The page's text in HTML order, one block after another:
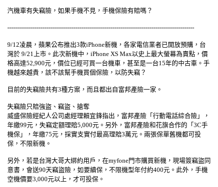
汽機車有失竊險，如果手機不見，手機保險有賠嗎？
------------------------------------------------------------------------------------------------
9/12凌晨，蘋果公布推出3款iPhone新機，各家電信業者已開放預購，台
灣於 9/21上市。此次新機中，iPhone XS Max以史上最大螢幕為賣點，價
格高達52,900元，價位已經可買一台機車，甚至是一台15年的中古車。手
機越來越貴，該不該幫手機買個保險，以防失竊？
目前的失竊險共有3種方案，而且都出自富邦產險一家。
失竊險只賠強盜、竊盜、搶奪
威盛保險經紀人公司處經理賴宜鋒指出，富邦產險「行動電話綜合險」，
年繳99元，失竊定額理賠5,000元。另外，富邦產險和花旗合作的「3C手
機保」，年繳75元，採實支實付最高理賠3萬元。兩張保單舊機都可投
保，不限新機。
另外，若是台灣大哥大綁約用戶，在myfone門市購買新機，現場簽竊盜同
意書，會送90天竊盜險，如要續保，不限機型年付約400元。此外，手機
空機價要3,000元以上，才可投保。